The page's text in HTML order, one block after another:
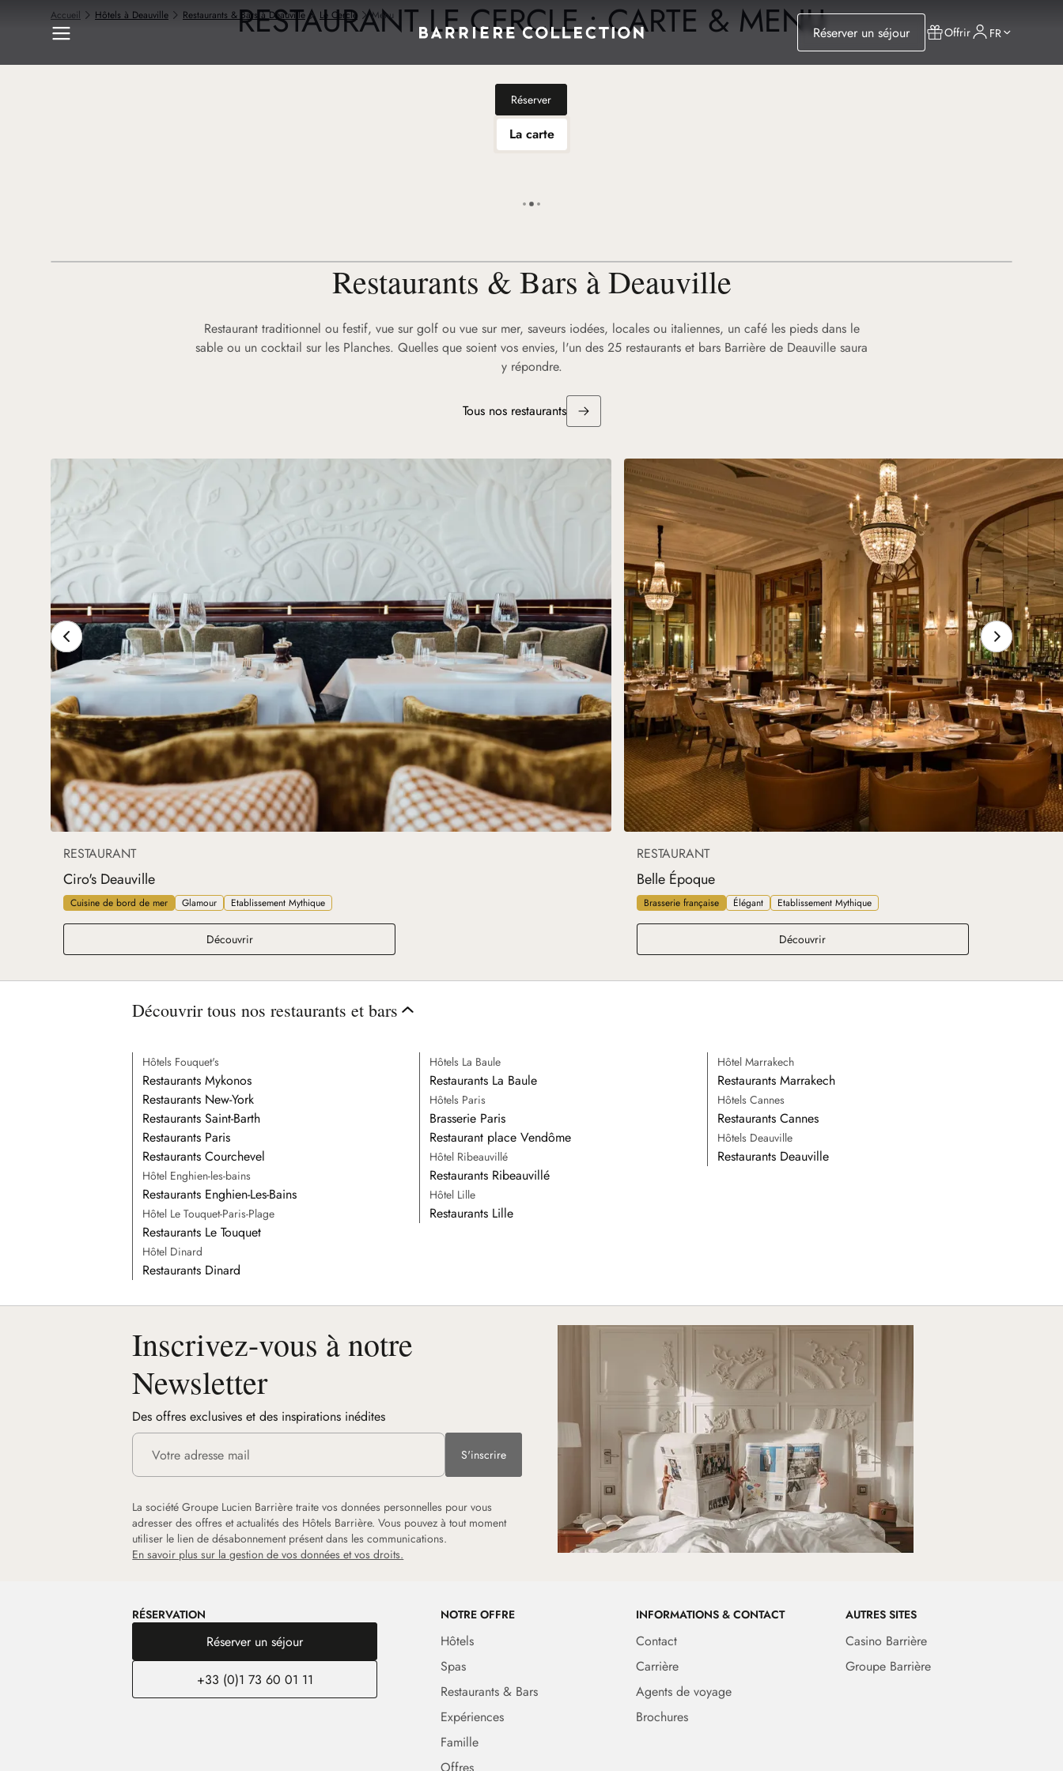
Réserver un séjour Offrir FR
Accueil Hôtels à Deauville Restaurants & Bars à Deauville Le Cercle Menu
RESTAURANT LE CERCLE : CARTE & MENU
Réserver
La carte
Restaurants & Bars à Deauville
Restaurant traditionnel ou festif, vue sur golf ou vue sur mer, saveurs iodées, locales ou italiennes, un café les pieds dans le
sable ou un cocktail sur les Planches. Quelles que soient vos envies, l'un des 25 restaurants et bars Barrière de Deauville saura
y répondre.
Tous nos restaurants
RESTAURANT
Ciro's Deauville
Cuisine de bord de mer Glamour Etablissement Mythique
DécouvrirCiro's Deauville
RESTAURANT
Belle Époque
Brasserie française Élégant Etablissement Mythique
DécouvrirBelle Époque
Découvrir tous nos restaurants et bars
Hôtels Fouquet's
Restaurants Mykonos
Restaurants New-York
Restaurants Saint-Barth
Restaurants Paris
Restaurants Courchevel
Hôtel Enghien-les-bains
Restaurants Enghien-Les-Bains
Hôtel Le Touquet-Paris-Plage
Restaurants Le Touquet
Hôtel Dinard
Restaurants Dinard
Hôtels La Baule
Restaurants La Baule
Hôtels Paris
Brasserie Paris
Restaurant place Vendôme
Hôtel Ribeauvillé
Restaurants Ribeauvillé
Hôtel Lille
Restaurants Lille
Hôtel Marrakech
Restaurants Marrakech
Hôtels Cannes
Restaurants Cannes
Hôtels Deauville
Restaurants Deauville
Inscrivez-vous à notre
Newsletter
Des offres exclusives et des inspirations inédites
S'inscrire
La société Groupe Lucien Barrière traite vos données personnelles pour vous
adresser des offres et actualités des Hôtels Barrière. Vous pouvez à tout moment
utiliser le lien de désabonnement présent dans les communications.
En savoir plus sur la gestion de vos données et vos droits.
RÉSERVATION
Réserver un séjour
+33 (0)1 73 60 01 11
NOTRE OFFRE
Hôtels
Spas
Restaurants & Bars
Expériences
Famille
INFORMATIONS & CONTACT
Contact
Carrière
Agents de voyage
Brochures
AUTRES SITES
Casino Barrière
Groupe Barrière